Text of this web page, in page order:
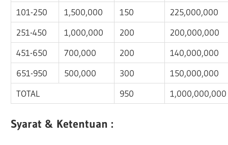
101-250
1,500,000 150
225,000,000
251-450
1,000,000 200
200,000,000
451-650
700,000 200
140,000,000
651-950
500,000 300
150,000,000
TOTAL
950 1,000,000,000
Syarat & Ketentuan :